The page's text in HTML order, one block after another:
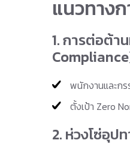
แนวทาง
1. การต่อต้า
พนักงานและก
ตั้งเป้า Zero
2. ห่วงโซ่อุป